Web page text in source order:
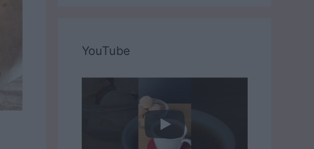
YouTube